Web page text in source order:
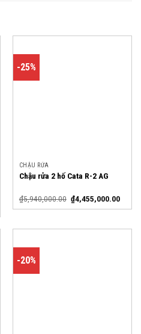
-25%
CHẬU RỬA
Chậu rửa 2 hố Cata R-2 AG
₫5,940,000.00 ₫4,455,000.00
-20%